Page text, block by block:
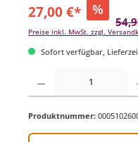
27,00 €* %
Preise inkl. MwSt. zzgl.
Sofort verfügbar,
Produkt Anzahl: Gib den
Produktnummer: